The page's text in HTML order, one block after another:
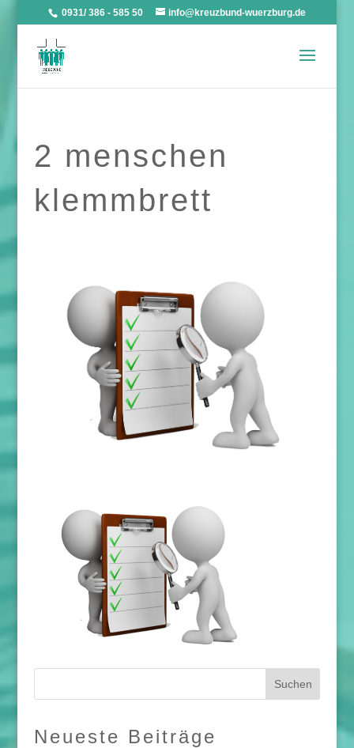
0931/ 386 - 585 50 info@kreuzbund-wuerzburg.de
2 menschen
klemmbrett
Neueste Beiträge